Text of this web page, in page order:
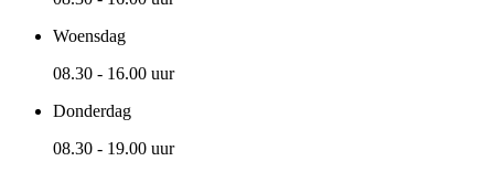
Woensdag
08.30 - 16.00 uur
Donderdag
08.30 - 19.00 uur